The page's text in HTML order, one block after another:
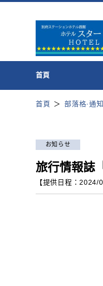
首頁
首頁 部落格·通知
お知らせ
旅行情報誌
【提供日程： 2024/